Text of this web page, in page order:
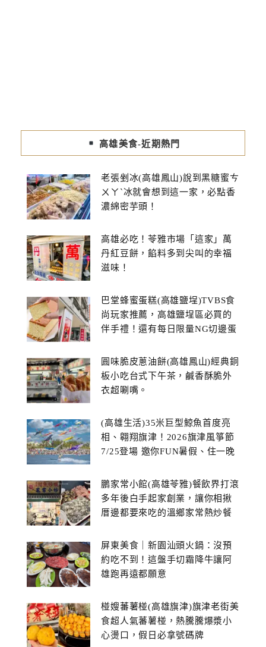
高雄美食-近期熱門
老張剉冰(高雄鳳山)說到黑糖蜜ㄘ
ㄨㄚˋ冰就會想到這一家，必點香
濃綿密芋頭！
高雄必吃！苓雅市場「這家」萬
丹紅豆餅，餡料多到尖叫的幸福
滋味！
巴堂蜂蜜蛋糕(高雄鹽埕)TVBS食
尚玩家推薦，高雄鹽埕區必買的
伴手禮！還有每日限量NG切邊蛋
圓味脆皮蔥油餅(高雄鳳山)經典銅
板小吃台式下午茶，鹹香酥脆外
衣超唰嘴。
(高雄生活)35米巨型鯨魚首度亮
相、翱翔旗津！2026旗津風箏節
7/25登場 邀你FUN暑假、住一晚
鵬家常小館(高雄苓雅)餐飲界打滾
多年後白手起家創業，讓你相揪
厝邊都要來吃的溫鄉家常熱炒餐
屏東美食｜新園汕頭火鍋：沒預
約吃不到！這盤手切霜降牛讓阿
雄跑再遠都願意
椪嫂蕃薯椪(高雄旗津)旗津老街美
食超人氣蕃薯椪，熱騰騰爆漿小
心燙口，假日必拿號碼牌